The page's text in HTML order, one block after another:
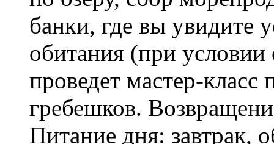
банки, где вы увидите
обитания (при
проведет мастер-
гребешков.
Питание дня: завтрак,